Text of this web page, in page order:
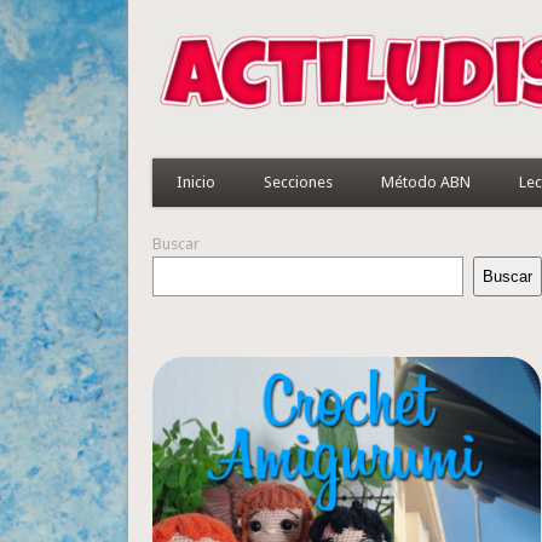
Inicio Secciones Método ABN
Buscar
Buscar